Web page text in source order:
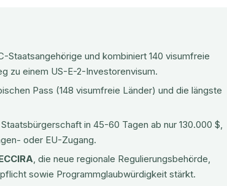
Staatsangehörige und kombiniert 140 visumfreie
zu einem US-E-2-Investorenvisum.
Pass (148 visumfreie Länder) und die längste
in 45-60 Tagen ab nur 130.000 $,
oder EU-Zugang.
, die neue regionale Regulierungsbehörde,
sowie Programmglaubwürdigkeit stärkt.